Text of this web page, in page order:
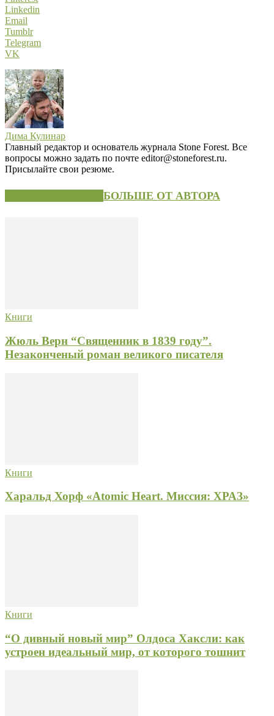
Linkedin
Email
Tumblr
Telegram
VK
Дима Кулинар
Главный редактор и основатель журнала Stone Forest. Все
вопросы можно задать по почте editor@stoneforest.ru.
Присылайте свои резюме.
БОЛЬШЕ ОТ АВТОРА
Книги
Жюль Верн “Священник в 1839 году”.
Незаконченый роман великого писателя
Книги
Харальд Хорф «Atomic Heart. Миссия: ХРАЗ»
Книги
“О дивный новый мир” Олдоса Хаксли: как
устроен идеальный мир, от которого тошнит